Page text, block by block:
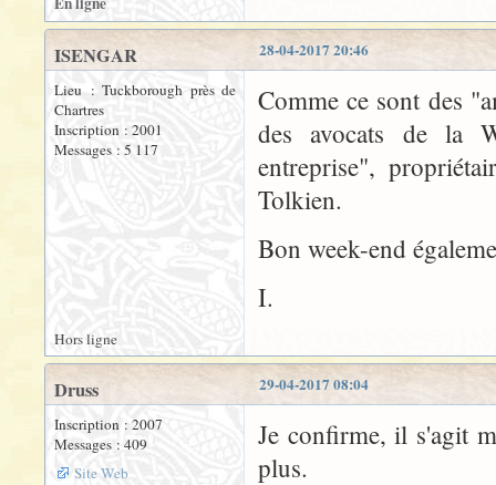
28-04-2017 20:46
ISENGAR
Lieu : Tuckborough près de
Chartres
Inscription : 2001
Messages : 5 117
Comme ce sont des
des avocats de la
entreprise",
Tolkien.
Bon week-end
I.
Hors ligne
29-04-2017 08:04
Druss
Inscription : 2007
Messages : 409
Site Web
Je confirme, il s'agit
plus.